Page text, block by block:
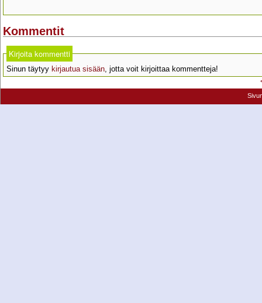
Kommentit
Kirjoita kommentti
Sinun täytyy kirjautua sisään, jotta voit kirjoittaa kommentteja!